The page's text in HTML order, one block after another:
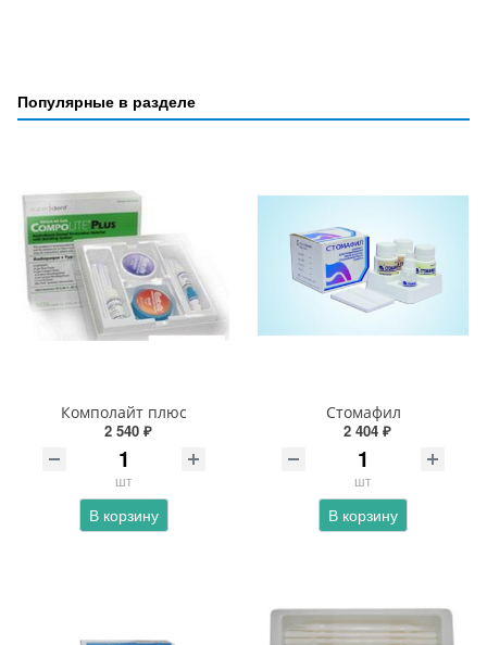
Популярные в разделе
Комполайт плюс
2 540 ₽
шт
В корзину
Стомафил
2 404 ₽
шт
В корзину